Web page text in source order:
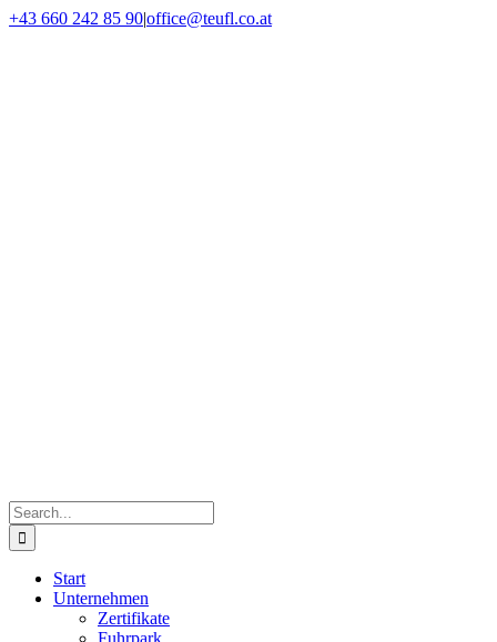
Skip
+43 660 242 85 90|office@teufl.co.at
Search
for:
Start
Unternehmen
Zertifikate
Fuhrpark